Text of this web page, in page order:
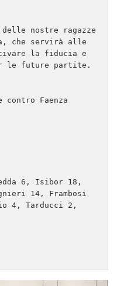
nostre ragazze
che servirà alle
la fiducia e
le future partite.
contro Faenza
6, Isibor 18,
14, Frambosi
4, Tarducci 2,